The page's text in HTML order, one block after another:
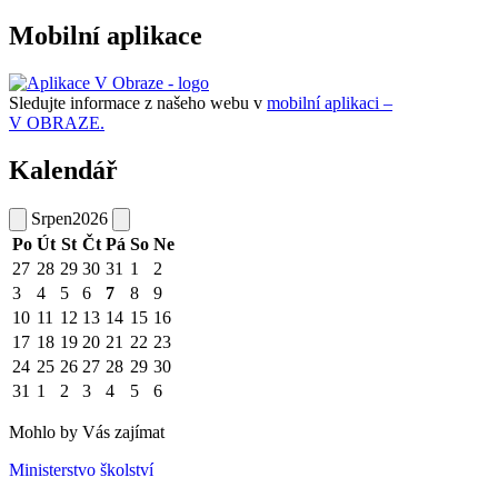
Mobilní aplikace
Sledujte informace z našeho webu v mobilní aplikaci –
V OBRAZE.
Kalendář
Srpen2026
Po Út St Čt Pá So Ne
27 28 29 30 31 1
2
3
4 5 6 7 8
9
10 11 12 13 14 15 16
17 18 19 20 21 22 23
24 25 26 27 28 29 30
31 1 2 3 4 5 6
Mohlo by Vás zajímat
Ministerstvo školství